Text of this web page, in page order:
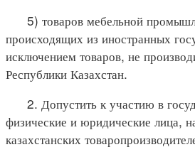
5) товаров мебельной
происходящих из иностранных
исключением товаров, не
Республики Казахстан.
2. Допустить к участию в
физические и юридические лица,
казахстанских